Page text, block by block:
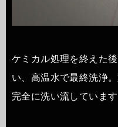
ケミカル処理を終えた
い、高温水で最終洗浄
完全に洗い流しています